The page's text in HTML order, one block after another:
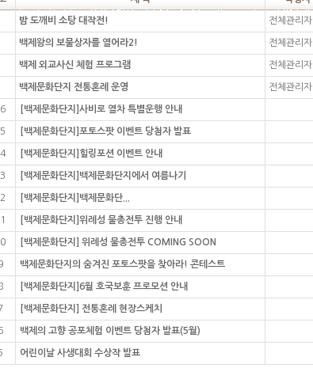
밤 도깨비 소탕 대작전! 전체관리자
백제왕의 보물상자를 열어라2! 전체관리자
백제 외교사신 체험 프로그램 전체관리자
백제문화단지 전통혼례 운영 전체관리자
[백제문화단지]사비로 열차 특별운행 안내
[백제문화단지]포토스팟 이벤트 당첨자 발표
[백제문화단지]힐링포션 이벤트 안내
[백제문화단지]백제문화단지에서 여름나기
[백제문화단지]백제문화단...
[백제문화단지]위례성 물총전투 진행 안내
[백제문화단지] 위례성 물총전투 COMING SOON
백제문화단지의 숨겨진 포토스팟을 찾아라! 콘테스트
[백제문화단지]6월 호국보훈 프로모션 안내
[백제문화단지] 전통혼례 현장스케치
백제의 고향 공포체험 이벤트 당첨자 발표(5월)
어린이날 사생대회 수상작 발표